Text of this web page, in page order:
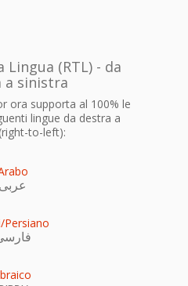
(RTL) - da
a sinistra
ora supporta al 100% le
lingue da destra a
to-left):
عربى
Persiano